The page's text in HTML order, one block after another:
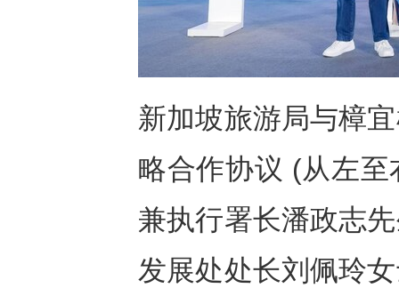
新加坡旅游局与樟
略合作协议 (从左
兼执行署长潘政志
发展处处长刘佩玲